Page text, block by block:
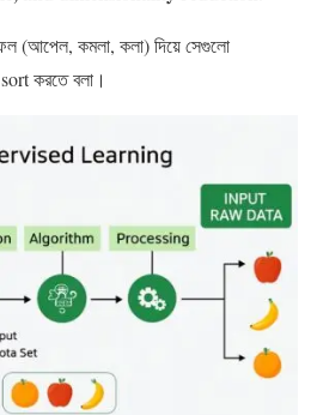
(আপেল, কমলা, কলা) দিয়ে সেগুলো
করতে বলা।